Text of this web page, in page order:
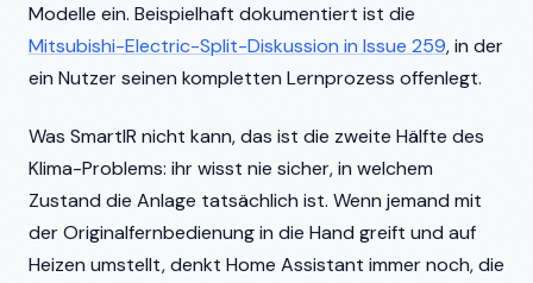
Modelle ein. Beispielhaft dokumentiert ist die
Mitsubishi-Electric-Split-Diskussion in Issue 259, in der
ein Nutzer seinen kompletten Lernprozess offenlegt.
Was SmartIR nicht kann, das ist die zweite Hälfte des
Klima-Problems: ihr wisst nie sicher, in welchem
Zustand die Anlage tatsächlich ist. Wenn jemand mit
der Originalfernbedienung in die Hand greift und auf
Heizen umstellt, denkt Home Assistant immer noch, die